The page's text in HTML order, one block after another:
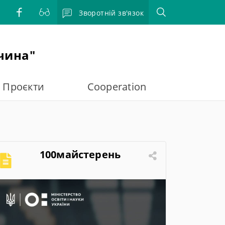
Зворотній зв'язок
Проєкти Cooperation
100майстерень